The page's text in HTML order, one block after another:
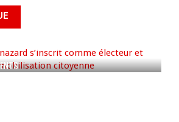
s’inscrit
électeur et appelle à